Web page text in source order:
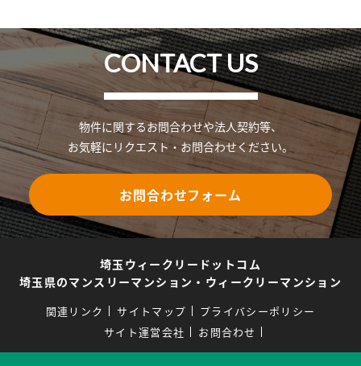
CONTACT US
物件に関するお問合わせや法人契約等、
お気軽にリクエスト・お問合わせください。
お問合わせフォーム
埼玉ウィークリードットコム
埼玉県のマンスリーマンション・ウィークリーマンション
関連リンク サイトマップ
プライバシーポリシー
サイト運営会社
お問合わせ